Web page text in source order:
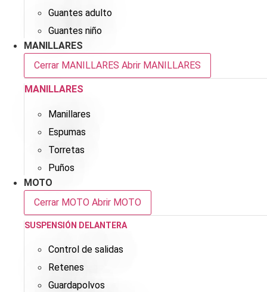
Guantes adulto
Guantes niño
MANILLARES
Cerrar MANILLARES Abrir MANILLARES
MANILLARES
Manillares
Espumas
Torretas
Puños
MOTO
Cerrar MOTO Abrir MOTO
SUSPENSIÓN DELANTERA
Control de salidas
Retenes
Guardapolvos